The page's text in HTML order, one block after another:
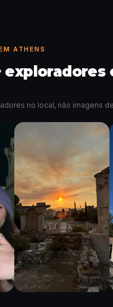
ATHENS
exploradores
no local, não imagens